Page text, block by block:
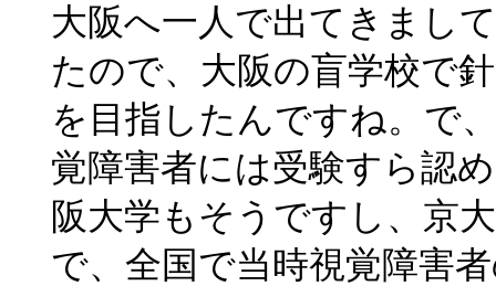
大阪へ一人で出てきまし
たので、大阪の盲学校で
を目指したんですね。で
覚障害者には受験すら認
阪大学もそうですし、京
で、全国で当時視覚障害